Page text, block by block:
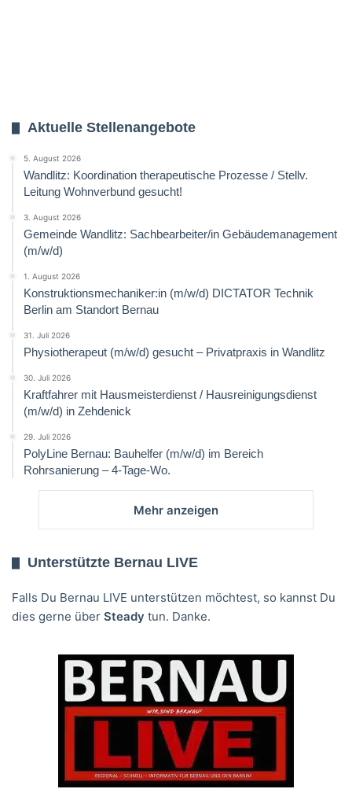
Aktuelle Stellenangebote
5. August 2026
Wandlitz: Koordination therapeutische Prozesse / Stellv.
Leitung Wohnverbund gesucht!
3. August 2026
Gemeinde Wandlitz: Sachbearbeiter/in Gebäudemanagement
(m/w/d)
1. August 2026
Konstruktionsmechaniker:in (m/w/d) DICTATOR Technik
Berlin am Standort Bernau
31. Juli 2026
Physiotherapeut (m/w/d) gesucht – Privatpraxis in Wandlitz
30. Juli 2026
Kraftfahrer mit Hausmeisterdienst / Hausreinigungsdienst
(m/w/d) in Zehdenick
29. Juli 2026
PolyLine Bernau: Bauhelfer (m/w/d) im Bereich
Rohrsanierung – 4-Tage-Wo.
Mehr anzeigen
Unterstützte Bernau LIVE
Falls Du Bernau LIVE unterstützen möchtest, so kannst Du
dies gerne über Steady tun. Danke.